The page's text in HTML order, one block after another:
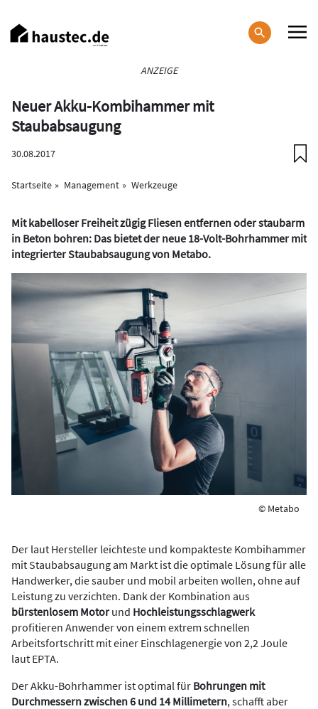
zum
Inhalt
ANZEIGE
Neuer Akku-Kombihammer mit
Staubabsaugung
30.08.2017
Startseite Management Werkzeuge
Mit kabelloser Freiheit zügig Fliesen entfernen oder staubarm
in Beton bohren: Das bietet der neue 18-Volt-Bohrhammer mit
integrierter Staubabsaugung von Metabo.
© Metabo
Der laut Hersteller leichteste und kompakteste Kombihammer
mit Staubabsaugung am Markt ist die optimale Lösung für alle
Handwerker, die sauber und mobil arbeiten wollen, ohne auf
Leistung zu verzichten. Dank der Kombination aus
bürstenlosem Motorund Hochleistungsschlagwerk
profitieren Anwender von einem extrem schnellen
Arbeitsfortschritt mit einer Einschlagenergie von 2,2 Joule
laut EPTA.
Der Akku-Bohrhammer ist optimal für Bohrungen mit
Durchmessern zwischen 6 und 14 Millimetern, schafft aber